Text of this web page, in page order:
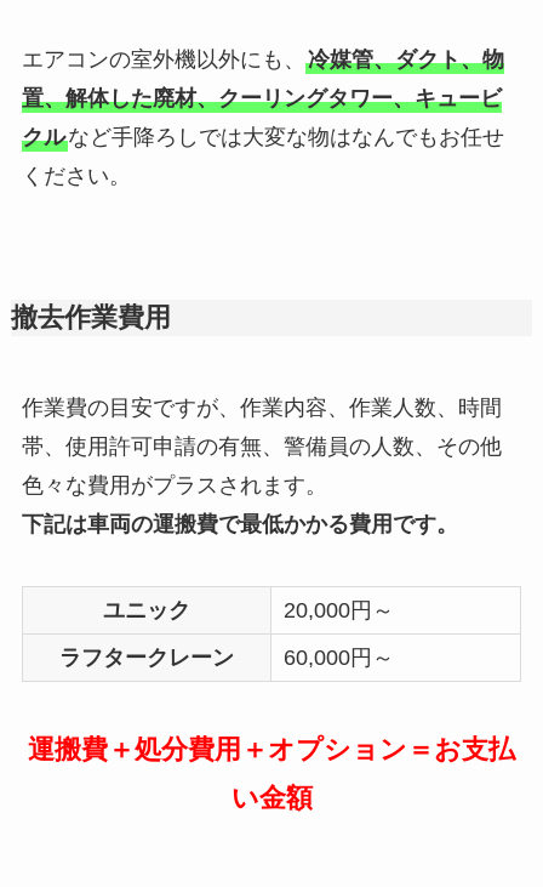
エアコンの室外機以外にも、 冷媒管、ダクト、物
置、解体した廃材、クーリングタワー、キュービ
クルなど手降ろしでは大変な物はなんでもお任せ
ください。
撤去作業費用
作業費の目安ですが、作業内容、作業人数、時間
帯、使用許可申請の有無、警備員の人数、その他
色々な費用がプラスされます。
下記は車両の運搬費で最低かかる費用です。
ユニック
20,000円～
ラフタークレーン
60,000円～
運搬費＋処分費用＋オプション＝お支払
い金額